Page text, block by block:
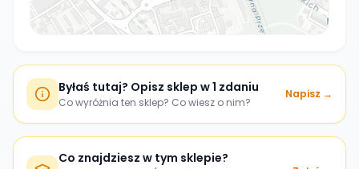
Byłaś tutaj? Opisz sklep w 1 zdaniu
Co wyróżnia ten sklep? Co wiesz o nim?
Napisz →
Co znajdziesz w tym sklepie?